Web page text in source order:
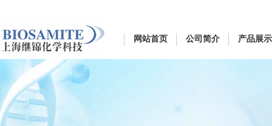
网站首页 公司简介 产品展示